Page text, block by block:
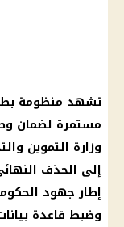
تشهد منظومة
مستمرة لضمان
وزارة التموين
إلى الحذف
إطار جهود
وضبط قاعدة